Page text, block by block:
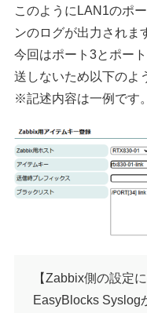
このようにLAN1のポ
ンのログが出力されま
今回はポート3とポー
送しないため以下のよ
※記述内容は一例です。
【Zabbix側の設定
EasyBlocks Syslog